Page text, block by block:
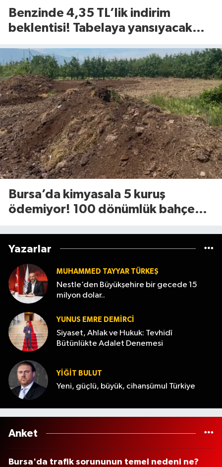
Benzinde 4,35 TL’lik indirim
beklentisi! Tabelaya yansıyacak
Bursa’da kimyasala 5 kuruş
ödemiyor! 100 dönümlük bahçede
Yazarlar
MUHAMMED TAYYAR TÜRKEŞ
Nestle’den Büyükşehire bir gecede 15
milyon dolar..
YUNUS EMRE DEMIRCI
Siyaset, Ahlak ve Hukuk: Tevhidî
Bütünlükte Adalet Denemesi
YİĞİT BULUT
Yeni, güçlü, büyük, cihanşümul Türkiye
Anket
Bursa'da trafik sorununun temel nedeni ne?